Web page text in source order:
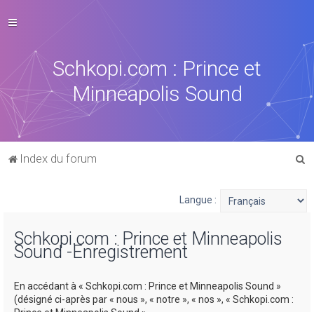
Schkopi.com : Prince et
Minneapolis Sound
Index du forum
Langue :
Schkopi.com : Prince et Minneapolis
Sound -Enregistrement
En accédant à « Schkopi.com : Prince et Minneapolis Sound »
(désigné ci-après par « nous », « notre », « nos », « Schkopi.com :